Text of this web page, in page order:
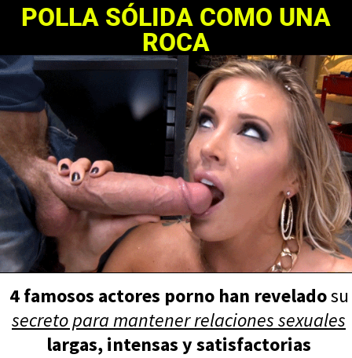
POLLA SÓLIDA COMO UNA
ROCA
4 famosos actores porno han reveladosu
secreto para mantener relaciones sexuales
largas, intensas y satisfactorias